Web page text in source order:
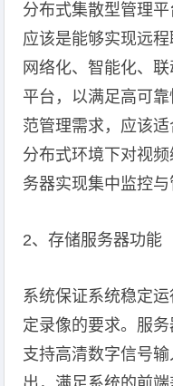
分布式集散型管理
应该是能够实现远程
网络化、智能化、
平台，以满足高可
范管理需求，应该
分布式环境下对视
务器实现集中监控与
2、存储服务器功能
系统保证系统稳定
定录像的要求。服务
支持高清数字信号